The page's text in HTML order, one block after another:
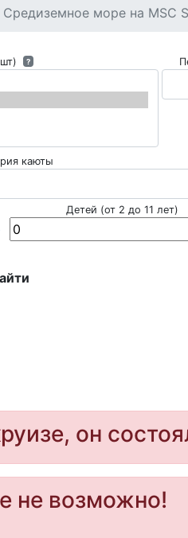
море на MSC
?
каюты
Детей (от 2 до 11 лет)
он
не возможно!